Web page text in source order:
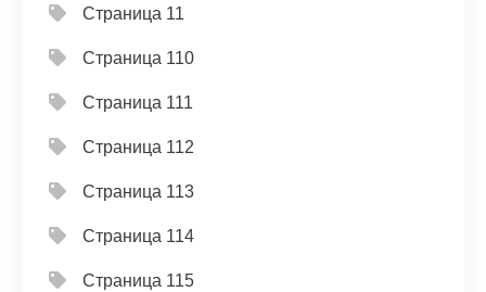
Страница 11
Страница 110
Страница 111
Страница 112
Страница 113
Страница 114
Страница 115